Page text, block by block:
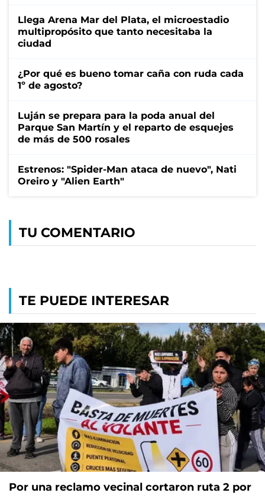
Llega Arena Mar del Plata, el microestadio
multipropósito que tanto necesitaba la
ciudad
¿Por qué es bueno tomar caña con ruda cada
1º de agosto?
Luján se prepara para la poda anual del
Parque San Martín y el reparto de esquejes
de más de 500 rosales
Estrenos: "Spider-Man ataca de nuevo", Nati
Oreiro y "Alien Earth"
TU COMENTARIO
TE PUEDE INTERESAR
Por una reclamo vecinal cortaron ruta 2 por